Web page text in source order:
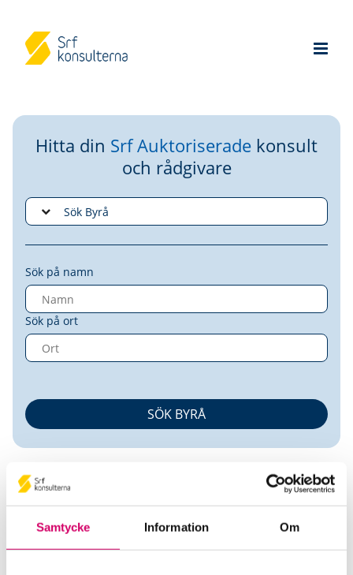
Samtycke Information Om
Hitta din Srf Auktoriserade konsult
och rådgivare
Sök på namn
Sök på ort